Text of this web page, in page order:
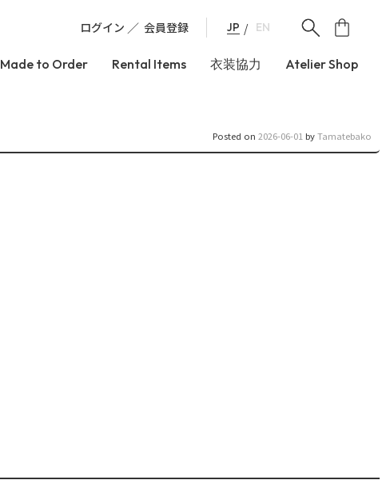
ログイン 会員登録 JP EN
Made to Order Rental Items 衣装協力 Atelier Shop
Posted on 2026-06-01 byTamatebako